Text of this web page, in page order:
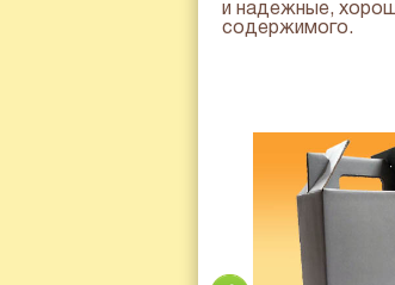
и надежные,
содержимого.